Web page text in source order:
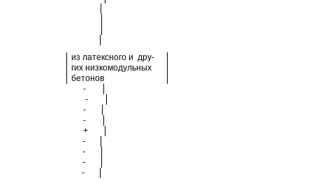
из латексного и дру-
гих низкомодульных
бетонов
-
-
-
-
+
-
-
-
-